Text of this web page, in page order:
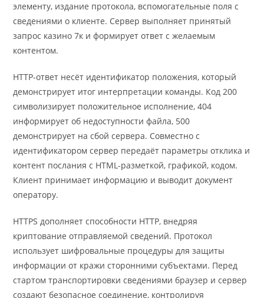
элементу, издание протокола, вспомогательные поля с
сведениями о клиенте. Сервер выполняет принятый
запрос казино 7к и формирует ответ с желаемым
контентом.
HTTP-ответ несёт идентификатор положения, который
демонстрирует итог интерпретации команды. Код 200
символизирует положительное исполнение, 404
информирует об недоступности файла, 500
демонстрирует на сбой сервера. Совместно с
идентификатором сервер передаёт параметры отклика и
контент послания с HTML-разметкой, графикой, кодом.
Клиент принимает информацию и выводит документ
оператору.
HTTPS дополняет способности HTTP, внедряя
криптование отправляемой сведений. Протокол
использует шифровальные процедуры для защиты
информации от кражи сторонними субъектами. Перед
стартом транспортировки сведениями браузер и сервер
создают безопасное соединение, контролируя